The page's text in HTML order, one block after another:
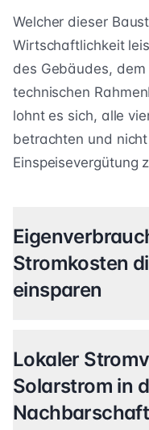
Welcher dieser
Wirtschaftlichkeit
des Gebäudes,
technischen
lohnt es sich, alle
betrachten und
Einspeisevergütung
Stromkosten
einsparen
Lokaler
Solarstrom in